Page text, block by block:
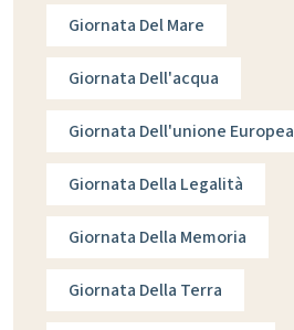
Giornata Del Mare
Giornata Dell'acqua
Giornata Dell'unione Europea
Giornata Della Legalità
Giornata Della Memoria
Giornata Della Terra